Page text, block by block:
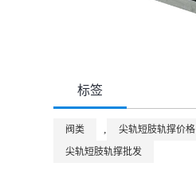
标签
阀类 , 尖轨短肢轨撑价格
尖轨短肢轨撑批发